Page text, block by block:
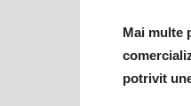
Mai multe
potrivit